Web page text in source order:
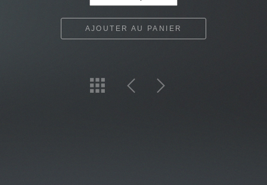
AJOUTER AU PANIER